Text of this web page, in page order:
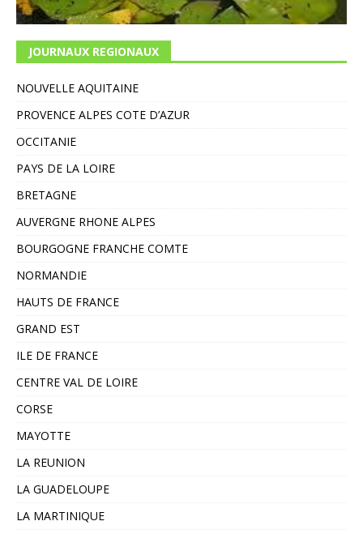
JOURNAUX REGIONAUX
NOUVELLE AQUITAINE
PROVENCE ALPES COTE D’AZUR
OCCITANIE
PAYS DE LA LOIRE
BRETAGNE
AUVERGNE RHONE ALPES
BOURGOGNE FRANCHE COMTE
NORMANDIE
HAUTS DE FRANCE
GRAND EST
ILE DE FRANCE
CENTRE VAL DE LOIRE
CORSE
MAYOTTE
LA REUNION
LA GUADELOUPE
LA MARTINIQUE